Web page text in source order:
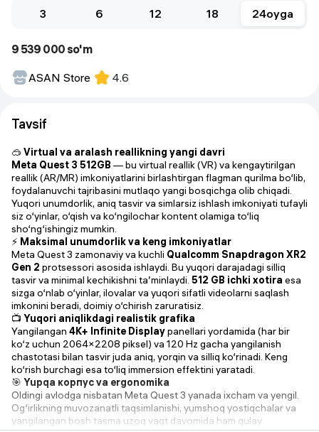
3 6 12 18 24oyga
9 539 000 so'm
ASAN Store
4.6
Tavsif
🥽Virtual va aralash reallikning yangi davri
Meta Quest 3 512GB — bu virtual reallik (VR) va kengaytirilgan
reallik (AR/MR) imkoniyatlarini birlashtirgan flagman qurilma bo‘lib,
foydalanuvchi tajribasini mutlaqo yangi bosqichga olib chiqadi.
Yuqori unumdorlik, aniq tasvir va simlarsiz ishlash imkoniyati tufayli
siz o‘yinlar, o‘qish va ko‘ngilochar kontent olamiga to‘liq
sho‘ng‘ishingiz mumkin.
⚡ Maksimal unumdorlik va keng imkoniyatlar
Meta Quest 3 zamonaviy va kuchli Qualcomm Snapdragon XR2
Gen 2 protsessori asosida ishlaydi. Bu yuqori darajadagi silliq
tasvir va minimal kechikishni ta’minlaydi. 512 GB ichki xotira esa
sizga o‘nlab o‘yinlar, ilovalar va yuqori sifatli videolarni saqlash
imkonini beradi, doimiy o‘chirish zaruratisiz.
📺 Yuqori aniqlikdagi realistik grafika
Yangilangan 4K+ Infinite Displaypanellari yordamida (har bir
ko‘z uchun 2064×2208 piksel) va 120 Hz gacha yangilanish
chastotasi bilan tasvir juda aniq, yorqin va silliq ko‘rinadi. Keng
ko‘rish burchagi esa to‘liq immersion effektini yaratadi.
🎯 Yupqa корпус va ergonomika
Oldingi avlodga nisbatan Meta Quest 3 yanada ixcham va yengil.
Og‘irlikning muvozanatli taqsimlanishi, yumshoq yostiqchalar va
yangilangan bosh tasma uzoq vaqt davomida ham qulay